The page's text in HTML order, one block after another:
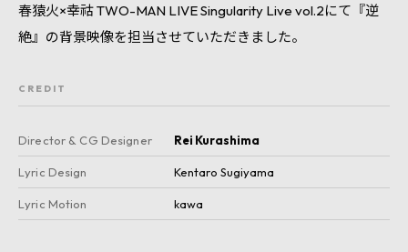
春猿火×幸祜 TWO-MAN LIVE Singularity Live vol.2にて『逆
絶』の背景映像を担当させていただきました。
CREDIT
Director & CG Designer Rei Kurashima
Lyric Design Kentaro Sugiyama
Lyric Motion kawa